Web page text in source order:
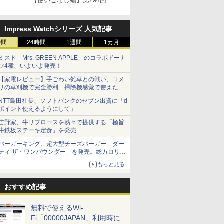
Impress Watchシリーズ 人気記事
24時間 1週間 1カ月
スド「Mrs. GREEN APPLE」のコラボドーナ
4種、いよいよ発売！
家電レビュー】手ごわい雑草との戦い、コメ
の草刈機で完全勝利 掃除機感覚で使えた
島田社長、ソフトバンクのセブン出資に「d
イント使えるようにして」
野家、牛リブロースを熱々で提供する「極旨
鉄板ステーキ定食」を発売
ーガーキング、超大型チーズバーガー「ダー
ィ ザ・ワンパウンダー」を発売。総カロリー
もっと見る
おすすめ記事
無料で使えるWi-
Fi「00000JAPAN」利用時に